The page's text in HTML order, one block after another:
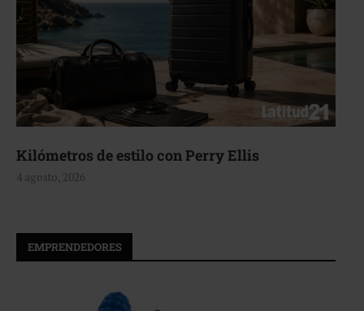
Aerie, texturas que fluyen
4 agosto, 2026
EMPRENDEDORES